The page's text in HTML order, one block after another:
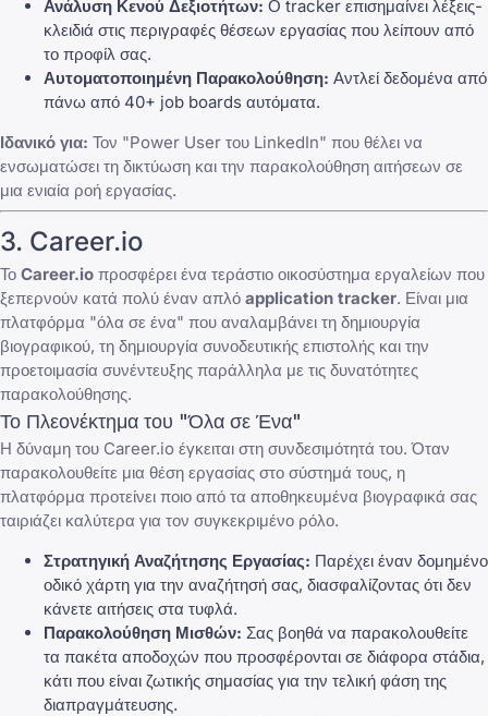
Ανάλυση Κενού Δεξιοτήτων: Ο tracker επισημαίνει λέξεις-
κλειδιά στις περιγραφές θέσεων εργασίας που λείπουν από
το προφίλ σας.
Αυτοματοποιημένη Παρακολούθηση: Αντλεί δεδομένα από
πάνω από 40+ job boards αυτόματα.
Ιδανικό για: Τον "Power User του LinkedIn" που θέλει να
ενσωματώσει τη δικτύωση και την παρακολούθηση αιτήσεων σε
μια ενιαία ροή εργασίας.
3. Career.io
Το Career.io προσφέρει ένα τεράστιο οικοσύστημα εργαλείων που
ξεπερνούν κατά πολύ έναν απλό application tracker. Είναι μια
πλατφόρμα "όλα σε ένα" που αναλαμβάνει τη δημιουργία
βιογραφικού, τη δημιουργία συνοδευτικής επιστολής και την
προετοιμασία συνέντευξης παράλληλα με τις δυνατότητες
παρακολούθησης.
Το Πλεονέκτημα του "Όλα σε Ένα"
Η δύναμη του Career.io έγκειται στη συνδεσιμότητά του. Όταν
παρακολουθείτε μια θέση εργασίας στο σύστημά τους, η
πλατφόρμα προτείνει ποιο από τα αποθηκευμένα βιογραφικά σας
ταιριάζει καλύτερα για τον συγκεκριμένο ρόλο.
Στρατηγική Αναζήτησης Εργασίας: Παρέχει έναν δομημένο
οδικό χάρτη για την αναζήτησή σας, διασφαλίζοντας ότι δεν
κάνετε αιτήσεις στα τυφλά.
Παρακολούθηση Μισθών: Σας βοηθά να παρακολουθείτε
τα πακέτα αποδοχών που προσφέρονται σε διάφορα στάδια,
κάτι που είναι ζωτικής σημασίας για την τελική φάση της
διαπραγμάτευσης.